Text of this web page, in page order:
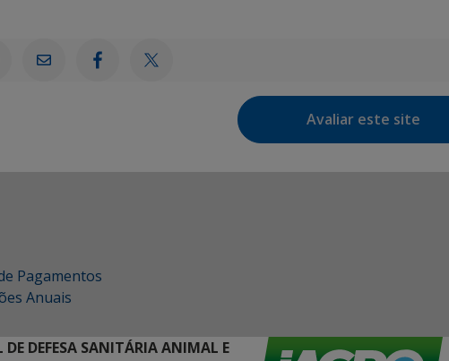
Avaliar este site
Pagamentos
Anuais
DEFESA SANITÁRIA ANIMAL E